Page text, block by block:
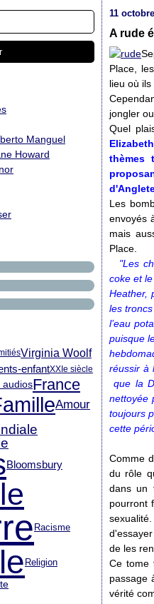
Manguel
Howard
Virginia Woolf
enfantXXIe siècle
audiosFrance
Amour
Bloomsbury
Racisme
Religion
11
A rude
Place,
lieu où ils
jongler
Quel
thèmes
Les
envoyés
mais
Place.
"Les
coke et
Heather,
les
l’eau
puisque
réussir à
que la
nettoyée
toujours
cette
Comme
du rôle
dans un
pourront
de les
Ce tome
passage
vérité